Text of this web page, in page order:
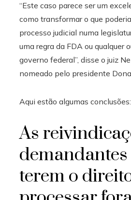
“Este caso parece ser um
como transformar o que
processo judicial numa
uma regra da FDA ou qualquer
governo federal”, disse o juiz
nomeado pelo presidente
Aqui estão algumas conclusões:
As
demandantes
terem o